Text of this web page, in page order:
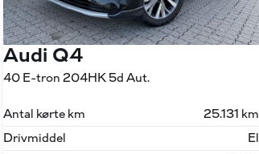
Audi Q4
40 E-tron 204HK 5d Aut.
Antal kørte km
25.131 km
Drivmiddel
El